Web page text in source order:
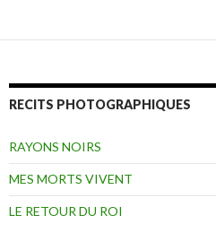
RECITS PHOTOGRAPHIQUES
RAYONS NOIRS
MES MORTS VIVENT
LE RETOUR DU ROI